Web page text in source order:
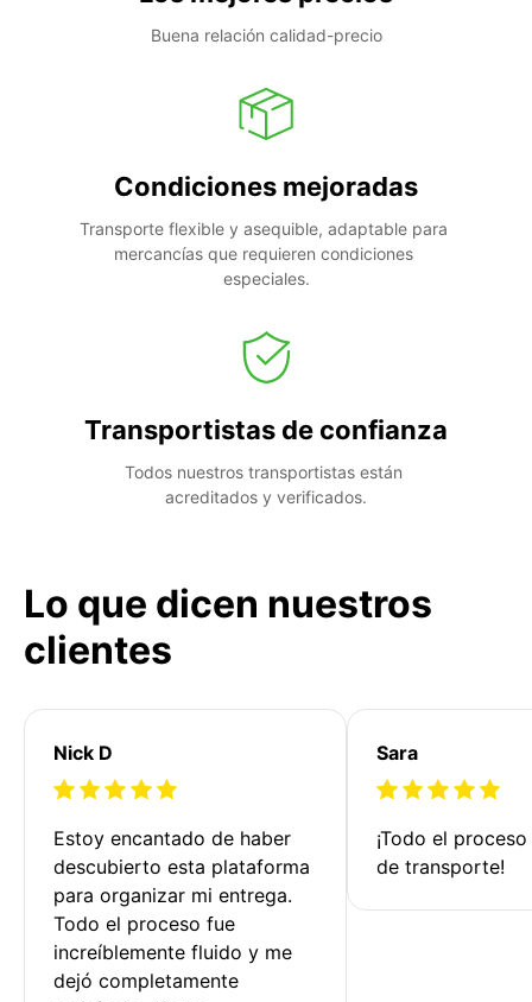
Buena relación calidad-precio
Condiciones mejoradas
Transporte flexible y asequible, adaptable para
mercancías que requieren condiciones
especiales.
Transportistas de confianza
Todos nuestros transportistas están
acreditados y verificados.
Lo que dicen nuestros
clientes
Nick D
Estoy encantado de haber
descubierto esta plataforma
para organizar mi entrega.
Todo el proceso fue
increíblemente fluido y me
dejó completamente
Sara
¡Todo el
de transporte!